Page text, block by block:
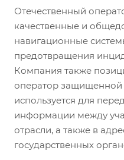
Отечественный
качественные и
навигационные
предотвращения
Компания также
оператор защищенной
используется для
информации между
отрасли, а также в
государственных